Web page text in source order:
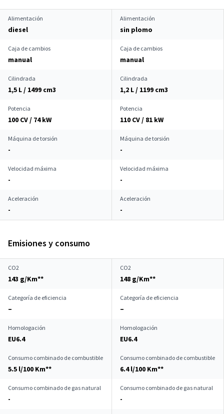
Alimentación
diesel
Alimentación
sin plomo
Caja de cambios
manual
Caja de cambios
manual
Cilindrada
1,5 L / 1499 cm3
Cilindrada
1,2 L / 1199 cm3
Potencia
100 CV / 74 kW
Potencia
110 CV / 81 kW
Máquina de torsión
-
Máquina de torsión
-
Velocidad máxima
-
Velocidad máxima
-
Aceleración
-
Aceleración
-
Emisiones y consumo
CO2
143 g/Km**
CO2
148 g/Km**
Categoría de eficiencia
–
Categoría de eficiencia
–
Homologación
EU6.4
Homologación
EU6.4
Consumo combinado de combustible
5.5 l/100 Km**
Consumo combinado de combustible
6.4 l/100 Km**
Consumo combinado de gas natural
-
Consumo combinado de gas natural
-